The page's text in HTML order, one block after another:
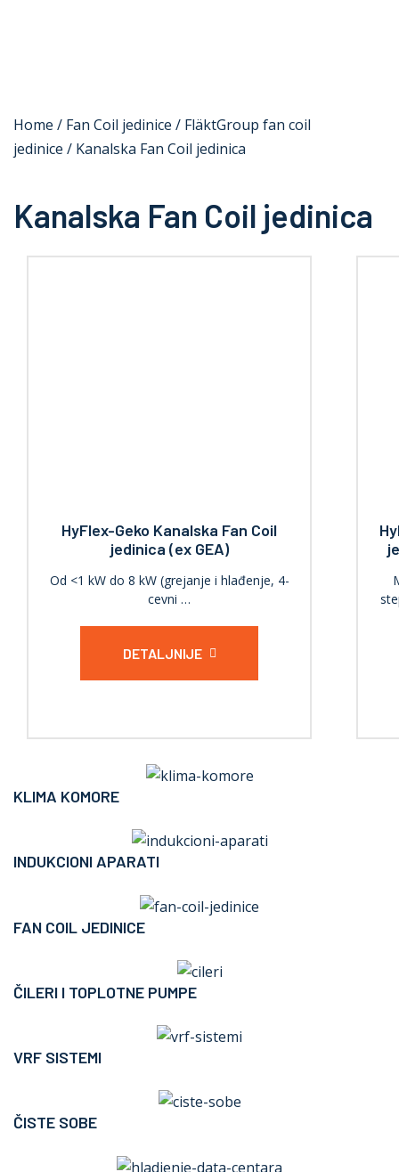
O nama
Home / Fan Coil jedinice / FläktGroup fan coil
jedinice / Kanalska Fan Coil jedinica
Kanalska Fan Coil jedinica
HyFlex-Geko Kanalska Fan Coil
jedinica (ex GEA)
Od <1 kW do 8 kW (grejanje i hlađenje, 4-
cevni …
DETALJNIJE
KLIMA KOMORE
INDUKCIONI APARATI
FAN COIL JEDINICE
ČILERI I TOPLOTNE PUMPE
VRF SISTEMI
ČISTE SOBE